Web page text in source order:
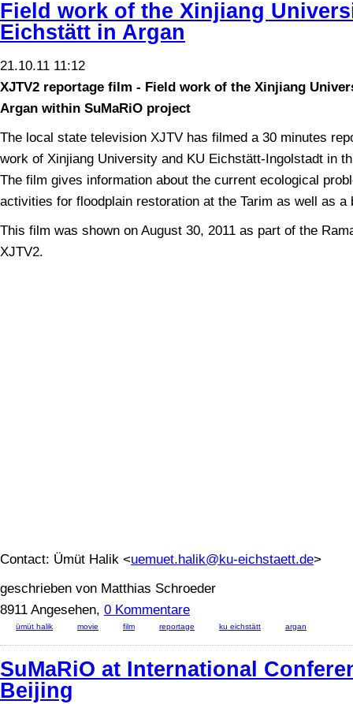
Field work of the Xinjiang
Eichstätt in Argan
21.10.11 11:12
XJTV2 reportage film - Field work of the Xinjiang
Argan within SuMaRiO project
The local state television XJTV has filmed a 30 minutes
work of Xinjiang University and KU Eichstätt-Ingolstadt in
The film gives information about the current ecological
activities for floodplain restoration at the Tarim as well as a
This film was shown on August 30, 2011 as part of the
XJTV2.
Contact: Ümüt Halik <uemuet.halik@ku-eichstaett.de>
geschrieben von Matthias Schroeder
8911 Angesehen, 0 Kommentare
ümüt halik movie film reportage ku eichstätt argan
SuMaRiO at International
Beijing